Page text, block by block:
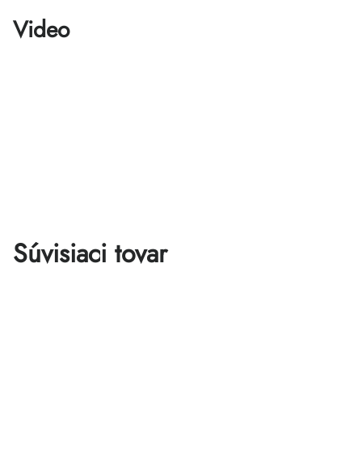
Video
Súvisiaci tovar